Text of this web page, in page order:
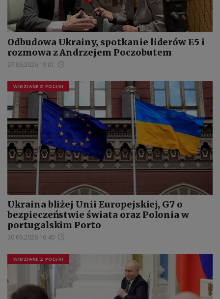
Odbudowa Ukrainy, spotkanie liderów E5 i
rozmowa z Andrzejem Poczobutem
27.06.2026 19:01
WIDZIANE Z POLSKI
Ukraina bliżej Unii Europejskiej, G7 o
bezpieczeństwie świata oraz Polonia w
portugalskim Porto
20.06.2026 16:40
WIDZIANE Z POLSKI